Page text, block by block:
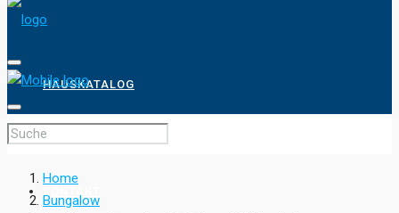
HAUSKATALOG
ANBIETER
Home
Bungalow